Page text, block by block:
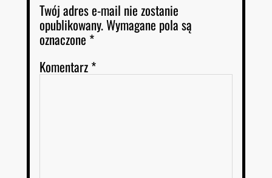
Twój adres e-mail nie zostanie
opublikowany.Wymagane pola są
oznaczone *
Komentarz*